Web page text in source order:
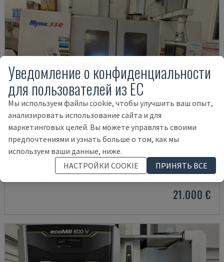
MYNX 550
DAEWOO - ВЕРТИКАЛЬНЫЙ ОБРАБАТЫВАЮЩИЙ ЦЕНТР
21.000 €
Уведомление о конфиденциальности
для пользователей из ЕС
Мы используем файлы cookie, чтобы улучшить ваш опыт,
анализировать использование сайта и для
маркетинговых целей. Вы можете управлять своими
предпочтениями и узнать больше о том, как мы
используем ваши данные, ниже.
НАСТРОЙКИ COOKIE
ПРИНЯТЬ ВСЕ